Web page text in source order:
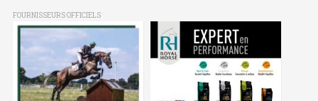
FOURNISSEURS OFFICIELS